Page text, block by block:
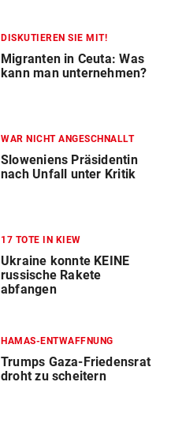
DISKUTIEREN SIE MIT!
Migranten in Ceuta: Was
kann man unternehmen?
WAR NICHT ANGESCHNALLT
Sloweniens Präsidentin
nach Unfall unter Kritik
17 TOTE IN KIEW
Ukraine konnte KEINE
russische Rakete
abfangen
HAMAS-ENTWAFFNUNG
Trumps Gaza-Friedensrat
droht zu scheitern